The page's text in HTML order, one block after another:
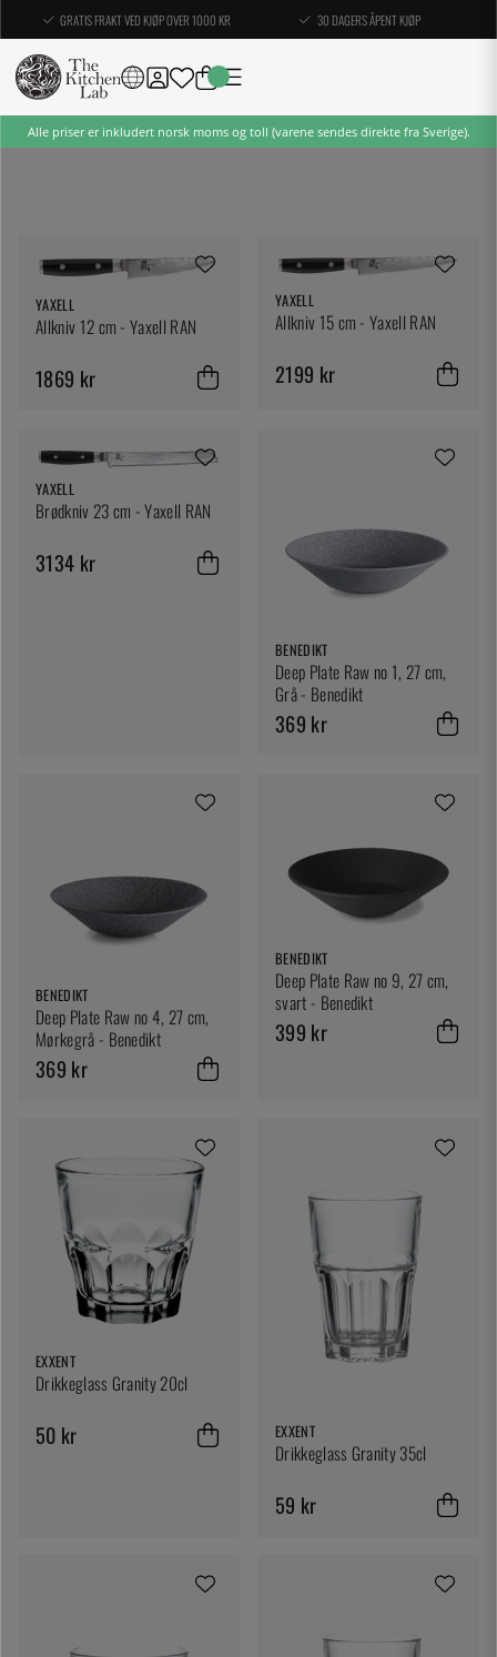
GRATIS FRAKT VED KJØP OVER 1000 KR 30 DAGERS ÅPENT KJØP
Alle priser er inkludert norsk moms og toll (varene sendes direkte fra Sverige).
YAXELL
Allkniv 12 cm - Yaxell RAN
1869 kr
YAXELL
Allkniv 15 cm - Yaxell RAN
2199 kr
YAXELL
Brødkniv 23 cm - Yaxell RAN
3134 kr
BENEDIKT
Deep Plate Raw no 1, 27 cm,
Grå - Benedikt
369 kr
BENEDIKT
Deep Plate Raw no 4, 27 cm,
Mørkegrå - Benedikt
369 kr
BENEDIKT
Deep Plate Raw no 9, 27 cm,
svart - Benedikt
399 kr
EXXENT
Drikkeglass Granity 20cl
50 kr EXXENT
Drikkeglass Granity 35cl
59 kr